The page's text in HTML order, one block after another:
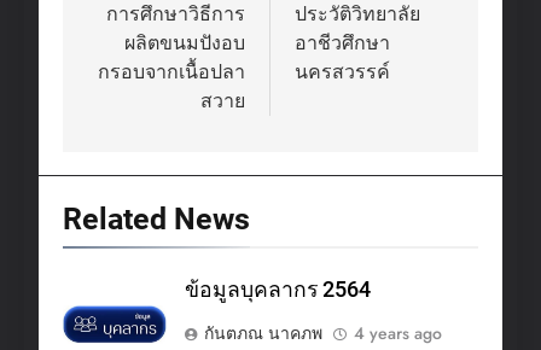
navigation
การศึกษาวิธีการ
ผลิตขนมปังอบ
กรอบจากเนื้อปลา
สวาย
ประวัติวิทยาลัย
อาชีวศึกษา
นครสวรรค์
Related News
ข้อมูลบุคลากร 2564
กันตภณ นาคภพ
4 years ago